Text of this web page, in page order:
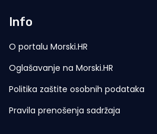
Info
O portalu Morski.HR
Oglašavanje na Morski.HR
Politika zaštite osobnih podataka
Pravila prenošenja sadržaja